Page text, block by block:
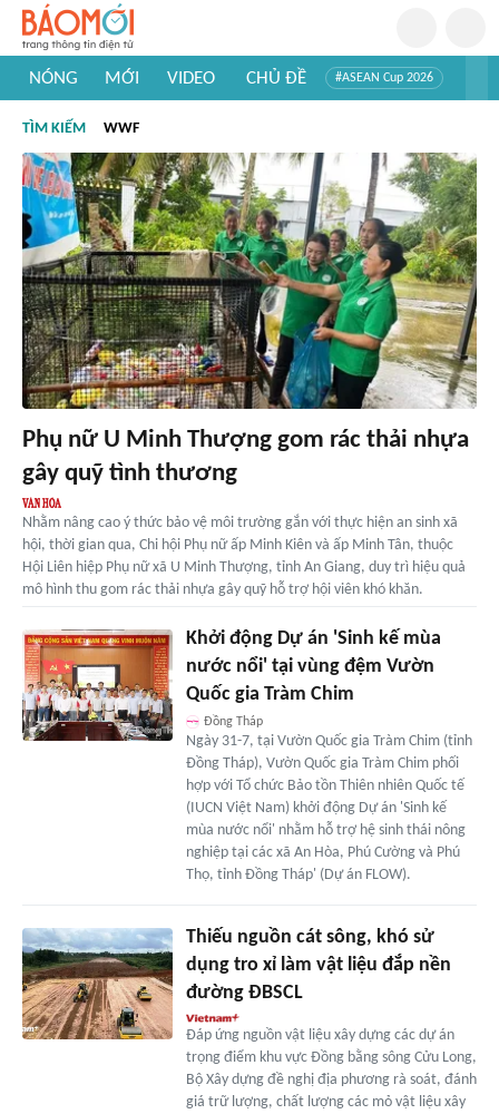
NÓNG MỚI VIDEO CHỦ ĐỀ #ASEAN Cup 2026
#Khám phá thế giới
TÌM KIẾM WWF
Phụ nữ U Minh Thượng gom rác thải nhựa
gây quỹ tình thương
Nhằm nâng cao ý thức bảo vệ môi trường gắn với thực hiện an sinh xã
hội, thời gian qua, Chi hội Phụ nữ ấp Minh Kiên và ấp Minh Tân, thuộc
Hội Liên hiệp Phụ nữ xã U Minh Thượng, tỉnh An Giang, duy trì hiệu quả
mô hình thu gom rác thải nhựa gây quỹ hỗ trợ hội viên khó khăn.
Khởi động Dự án 'Sinh kế mùa
nước nổi' tại vùng đệm Vườn
Quốc gia Tràm Chim
Đồng Tháp
Ngày 31-7, tại Vườn Quốc gia Tràm Chim (tỉnh
Đồng Tháp), Vườn Quốc gia Tràm Chim phối
hợp với Tổ chức Bảo tồn Thiên nhiên Quốc tế
(IUCN Việt Nam) khởi động Dự án 'Sinh kế
mùa nước nổi' nhằm hỗ trợ hệ sinh thái nông
nghiệp tại các xã An Hòa, Phú Cường và Phú
Thọ, tỉnh Đồng Tháp' (Dự án FLOW).
Thiếu nguồn cát sông, khó sử
dụng tro xỉ làm vật liệu đắp nền
đường ĐBSCL
Đáp ứng nguồn vật liệu xây dựng các dự án
trọng điểm khu vực Đồng bằng sông Cửu Long,
Bộ Xây dựng đề nghị địa phương rà soát, đánh
giá trữ lượng, chất lượng các mỏ vật liệu xây